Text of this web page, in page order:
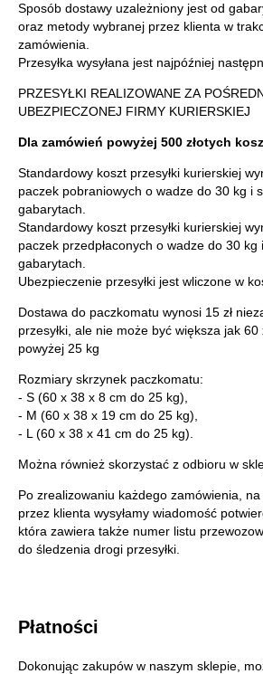
Sposób dostawy uzależniony jest od
oraz metody wybranej przez klienta w
zamówienia.
Przesyłka wysyłana jest najpóźniej
PRZESYŁKI REALIZOWANE ZA
UBEZPIECZONEJ FIRMY KURIERSKIEJ
Dla zamówień powyżej 500 złotych
Standardowy koszt przesyłki kurierskiej
paczek pobraniowych o wadze do 30 kg i
gabarytach.
Standardowy koszt przesyłki kurierskiej
paczek przedpłaconych o wadze do 30 kg
gabarytach.
Ubezpieczenie przesyłki jest wliczone w
Dostawa do paczkomatu wynosi 15 zł
przesyłki, ale nie może być większa jak
powyżej 25 kg
Rozmiary skrzynek paczkomatu:
- S (60 x 38 x 8 cm do 25 kg),
- M (60 x 38 x 19 cm do 25 kg),
- L (60 x 38 x 41 cm do 25 kg).
Można również skorzystać z odbioru w
Po zrealizowaniu każdego zamówienia,
przez klienta wysyłamy wiadomość
która zawiera także numer listu
do śledzenia drogi przesyłki.
Płatności
Dokonując zakupów w naszym sklepie,